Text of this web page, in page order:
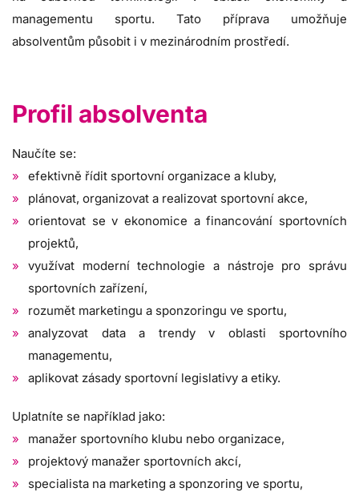
managementu sportu. Tato příprava umožňuje
absolventům působit i v mezinárodním prostředí.
Profil absolventa
Naučíte se:
efektivně řídit sportovní organizace a kluby,
plánovat, organizovat a realizovat sportovní akce,
orientovat se v ekonomice a financování sportovních
projektů,
využívat moderní technologie a nástroje pro správu
sportovních zařízení,
rozumět marketingu a sponzoringu ve sportu,
analyzovat data a trendy v oblasti sportovního
managementu,
aplikovat zásady sportovní legislativy a etiky.
Uplatníte se například jako:
manažer sportovního klubu nebo organizace,
projektový manažer sportovních akcí,
specialista na marketing a sponzoring ve sportu,